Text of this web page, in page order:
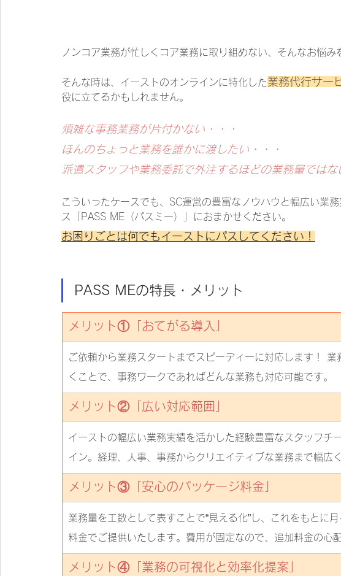
ノンコア業務が忙しくコア業務に取り組めない、そんなお悩み
そんな時は、イーストのオンラインに特化した業務代行サー
役に立てるかもしれません。
煩雑な事務業務が片付かない・・・
ほんのちょっと業務を誰かに渡したい・・・
派遣スタッフや業務委託で外注するほどの業務量ではな
こういったケースでも、SC運営の豊富なノウハウと幅広い業
ス「PASS ME（パスミー）」におまかせください。
お困りごとは何でもイーストにパスしてください！
PASS MEの特長・メリット
メリット①「おてがる導入」
ご依頼から業務スタートまでスピーディーに対応します！
くことで、事務ワークであればどんな業務も対応可能です。
メリット②「 広い対応範囲
イーストの幅広い業務実績を活かした経験豊富なスタッフチ
イン。経理、人事、事務からクリエイティブな業務まで幅広
メリット③「 安心のパッケージ料金
業務量を工数として表すことで“見える化”し、これをもとに
料金でご提供いたします。費用が固定なので、追加料金の心
メリット④「 業務の可視化と効率化提案